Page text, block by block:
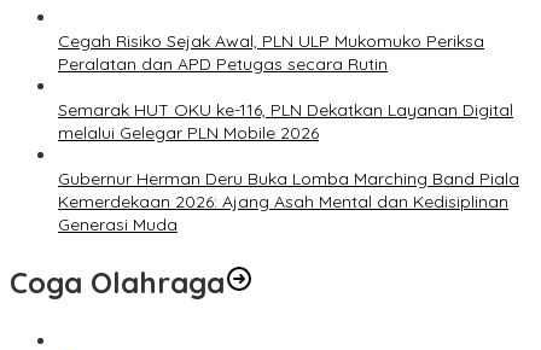
Cegah Risiko Sejak Awal, PLN ULP Mukomuko Periksa
Peralatan dan APD Petugas secara Rutin
Semarak HUT OKU ke-116, PLN Dekatkan Layanan Digital
melalui Gelegar PLN Mobile 2026
Gubernur Herman Deru Buka Lomba Marching Band Piala
Kemerdekaan 2026: Ajang Asah Mental dan Kedisiplinan
Generasi Muda
Coga Olahraga